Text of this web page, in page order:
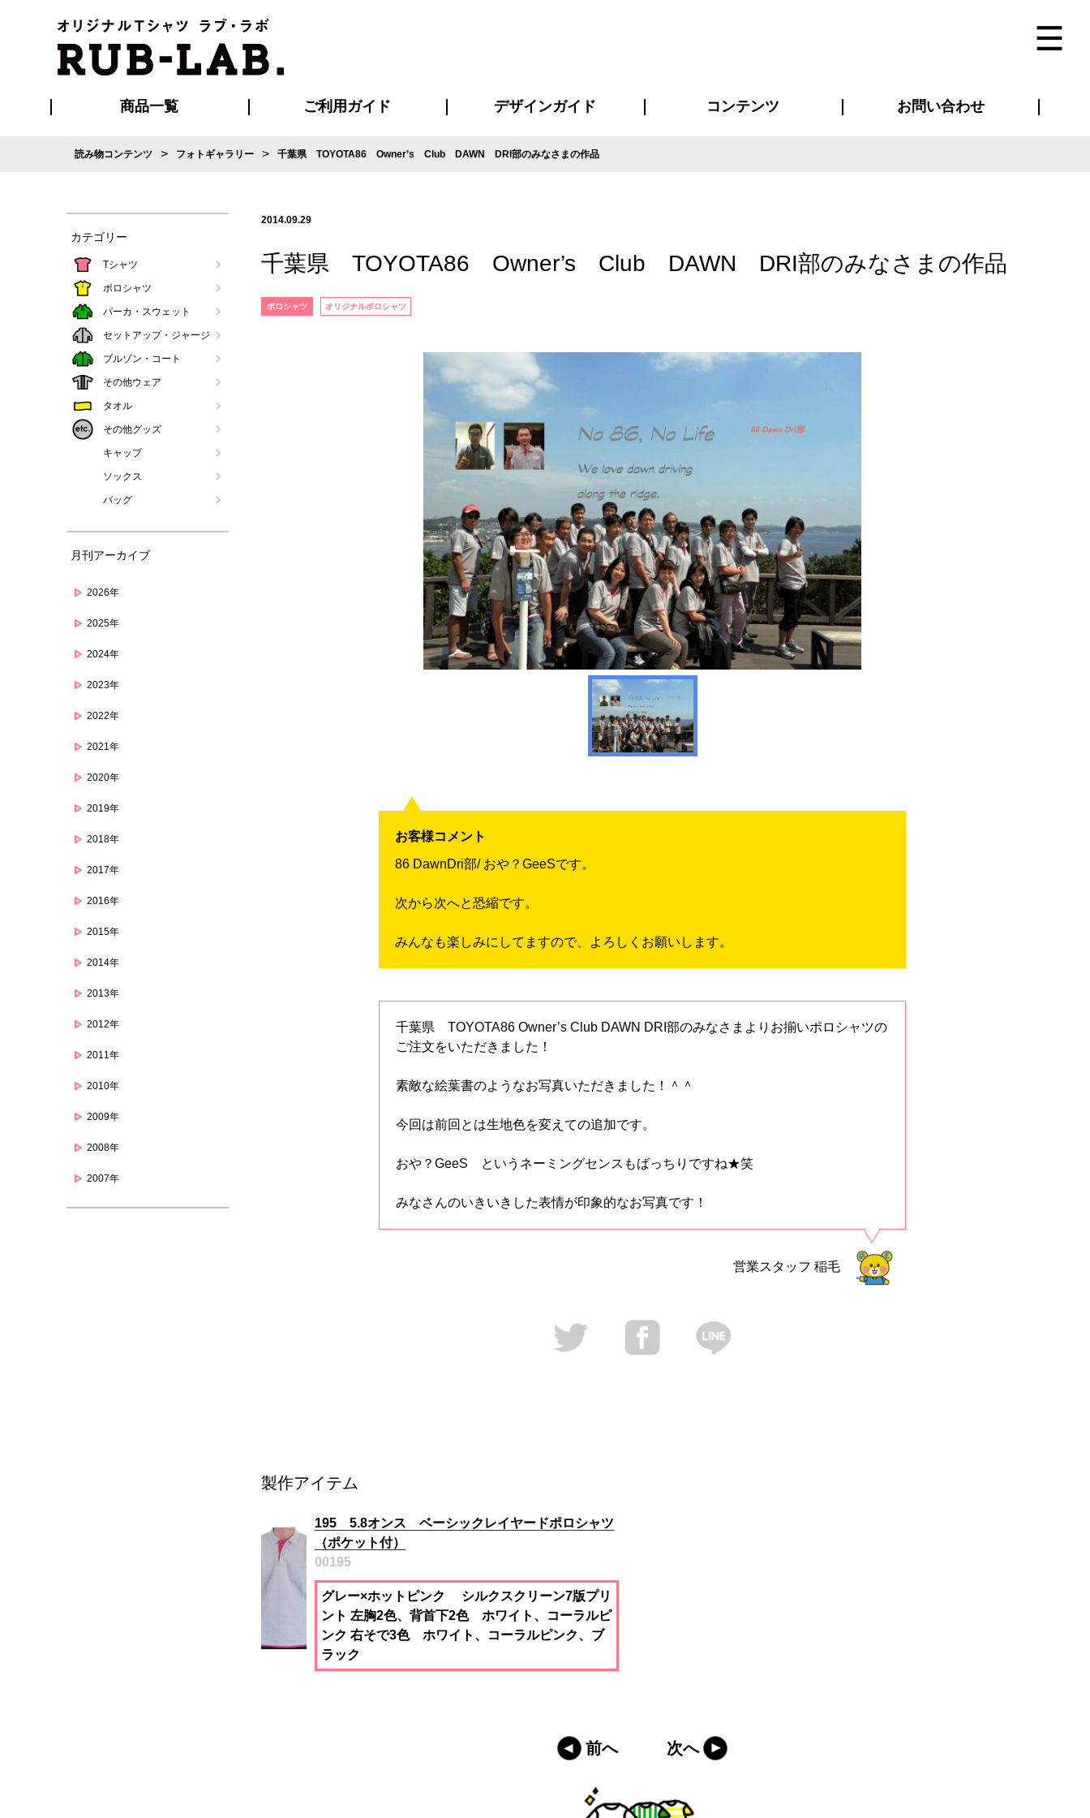
商品一覧 ご利用ガイド
ご利用ガイド
はじめての方へ
再注文の方へ
お支払い方法について
割引まとめページ
発送・特急サービスについて
版の保管期限について
よくある質問
デザインガイド
デザインガイド
デザイン入稿について
デザイン料について
デザインテンプレート集
デザインテンシュミレーター
書体一覧（フォント集）
プリント・加工方法
インクカラー
プリントサイズ
コンテンツ お問い合わせ
読み物コンテンツ > フォトギャラリー > 千葉県 TOYOTA86 Owner’s Club DAWN DRI部のみなさまの作品
カテゴリー
Tシャツ
ポロシャツ
パーカ・スウェット
セットアップ・ジャージ
ブルゾン・コート
その他ウェア
タオル
その他グッズ
キャップ
ソックス
バッグ
月刊アーカイブ
2026年
2025年
2024年
2023年
2022年
2021年
2020年
2019年
2018年
2017年
2016年
2015年
2014年
2013年
2012年
2011年
2010年
2009年
2008年
2007年
2014.09.29
千葉県 TOYOTA86 Owner’s Club DAWN DRI部のみなさまの作品
ポロシャツ オリジナルポロシャツ
お客様コメント
86 DawnDri部/ おや？GeeSです。
次から次へと恐縮です。
みんなも楽しみにしてますので、よろしくお願いします。
千葉県 TOYOTA86 Owner’s Club DAWN DRI部のみなさまよりお揃いポロシャツの
ご注文をいただきました！
素敵な絵葉書のようなお写真いただきました！＾＾
今回は前回とは生地色を変えての追加です。
おや？GeeS というネーミングセンスもばっちりですね★笑
みなさんのいきいきした表情が印象的なお写真です！
営業スタッフ 稲毛
製作アイテム
195 5.8オンス ベーシックレイヤードポロシャツ
（ポケット付）
00195
グレー×ホットピンク シルクスクリーン7版プリ
ント 左胸2色、背首下2色 ホワイト、コーラルピ
ンク 右そで3色 ホワイト、コーラルピンク、ブ
ラック
前へ 次へ